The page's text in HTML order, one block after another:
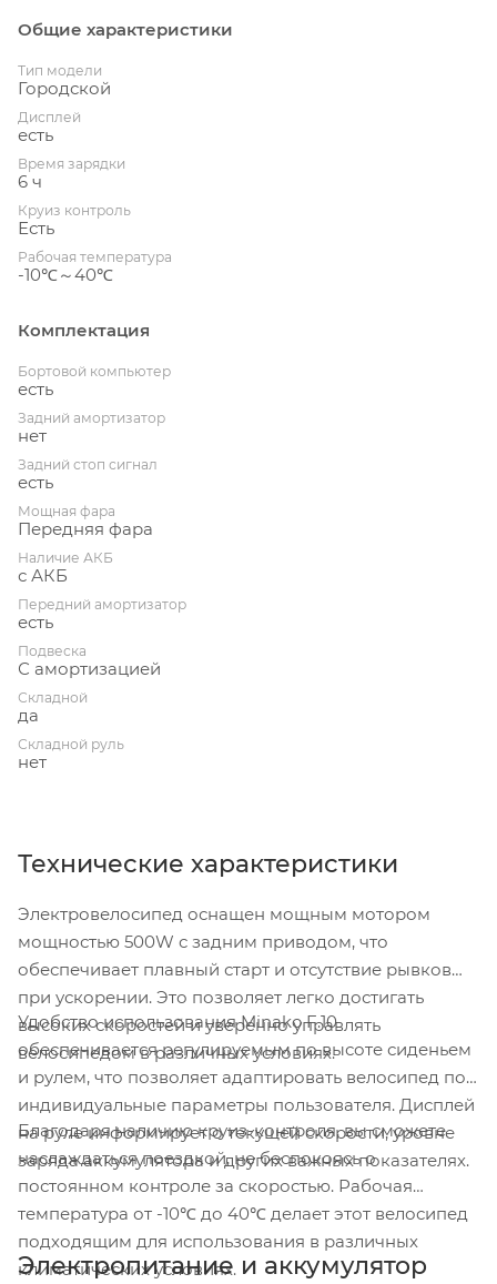
Общие характеристики
Тип модели
Городской
Дисплей
есть
Время зарядки
6 ч
Круиз контроль
Есть
Рабочая температура
-10℃～40℃
Комплектация
Бортовой компьютер
есть
Задний амортизатор
нет
Задний стоп сигнал
есть
Мощная фара
Передняя фара
Наличие АКБ
с АКБ
Передний амортизатор
есть
Подвеска
С амортизацией
Складной
да
Складной руль
нет
Технические характеристики
Электровелосипед оснащен мощным мотором
мощностью 500W с задним приводом, что
обеспечивает плавный старт и отсутствие рывков
при ускорении. Это позволяет легко достигать
высоких скоростей и уверенно управлять
велосипедом в различных условиях.
Удобство использования Minako F.10
обеспечивается регулируемым по высоте сиденьем
и рулем, что позволяет адаптировать велосипед под
индивидуальные параметры пользователя. Дисплей
на руле информирует о текущей скорости, уровне
заряда аккумулятора и других важных показателях.
Благодаря наличию круиз-контроля, вы сможете
наслаждаться поездкой, не беспокоясь о
постоянном контроле за скоростью. Рабочая
температура от -10℃ до 40℃ делает этот велосипед
подходящим для использования в различных
климатических условиях.
Электропитание и аккумулятор